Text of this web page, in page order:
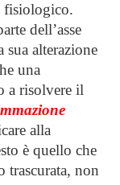
fisiologico.
dell’asse
sua alterazione
una
a risolvere il
alla
è quello che
trascurata, non